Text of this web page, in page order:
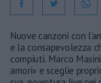
Nuove canzoni con
e la consapevolezza
compiuti. Marco
amori» e sceglie